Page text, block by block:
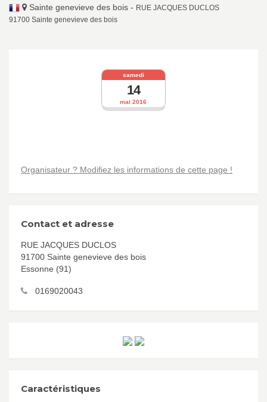
Sainte genevieve des bois - RUE JACQUES DUCLOS
91700 Sainte genevieve des bois
mai 2016
samedi
14
Organisateur ? Modifiez les informations de cette page !
Contact et adresse
RUE JACQUES DUCLOS
91700 Sainte genevieve des bois
Essonne (91)
0169020043
Caractéristiques